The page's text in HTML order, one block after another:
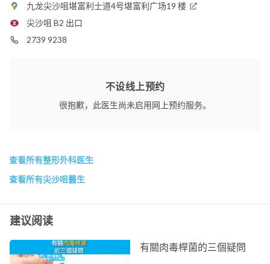
drskchow@graduate.hku.hk
香港浸信会医院
九龙尖沙咀堪富利士道4号堪富利广场19 楼
尖沙咀 B2 出口
2739 9238
不设线上预约
很抱歉，此医生尚未启用网上预约服务。
查看所有整形外科医生
查看所有尖沙咀醫生
建议阅读
有關肉毒桿菌的三個疑問